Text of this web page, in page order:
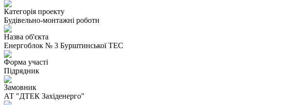
Категорія проекту
Будівельно-монтажні роботи
Назва об'єкта
Енергоблок № 3 Бурштинської ТЕС
Форма участі
Підрядник
Замовник
АТ "ДТЕК Західенерго"